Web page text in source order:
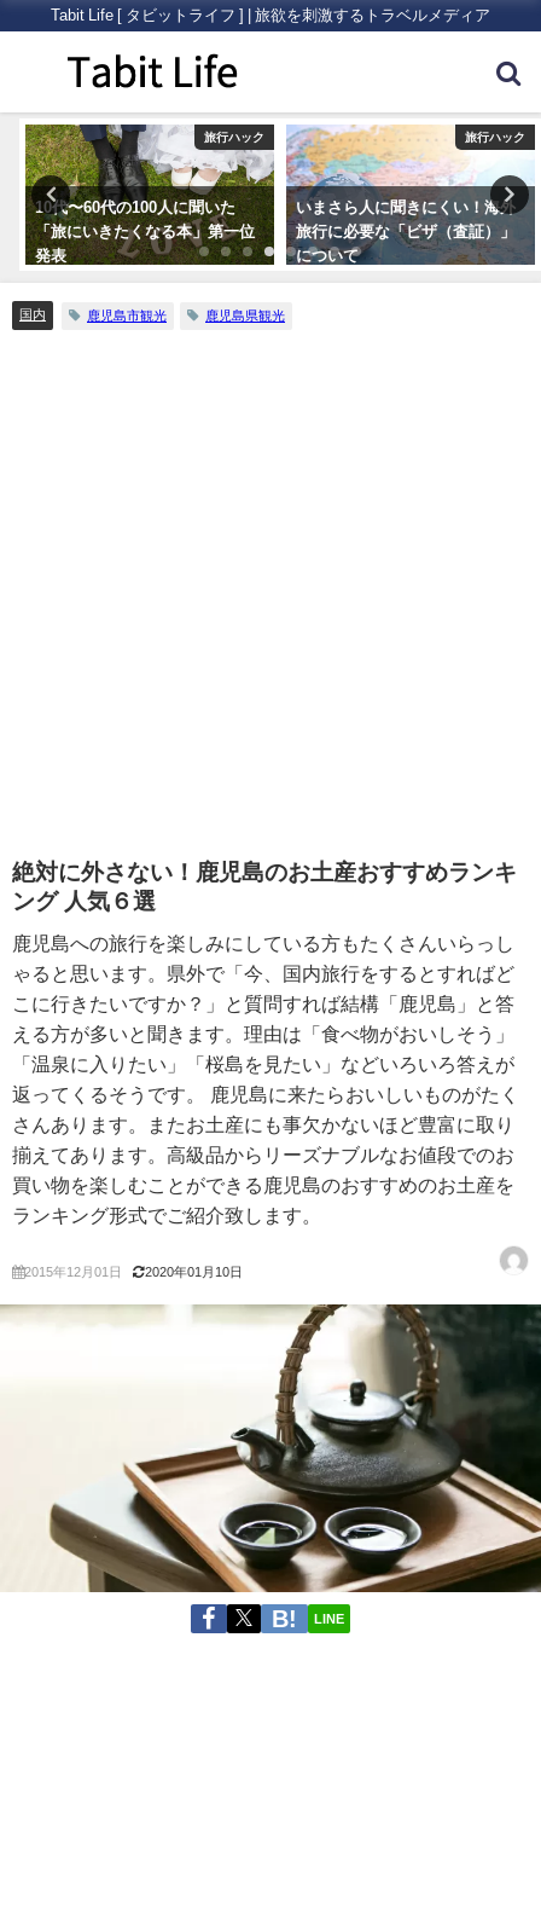
Tabit Life [ タビットライフ ] | 旅欲を刺激するトラベルメディア
旅行ハック
10代〜60代の100人に聞いた
「旅にいきたくなる本」第一位
発表
旅行ハック
いまさら人に聞きにくい！海外
旅行に必要な「ビザ（査証）」
について
国内 鹿児島市観光 鹿児島県観光
絶対に外さない！鹿児島のお土産おすすめランキ
ング 人気６選
鹿児島への旅行を楽しみにしている方もたくさんいらっし
ゃると思います。県外で「今、国内旅行をするとすればど
こに行きたいですか？」と質問すれば結構「鹿児島」と答
える方が多いと聞きます。理由は「食べ物がおいしそう」
「温泉に入りたい」「桜島を見たい」などいろいろ答えが
返ってくるそうです。 鹿児島に来たらおいしいものがたく
さんあります。またお土産にも事欠かないほど豊富に取り
揃えてあります。高級品からリーズナブルなお値段でのお
買い物を楽しむことができる鹿児島のおすすめのお土産を
ランキング形式でご紹介致します。
2015年12月01日 2020年01月10日
LINE